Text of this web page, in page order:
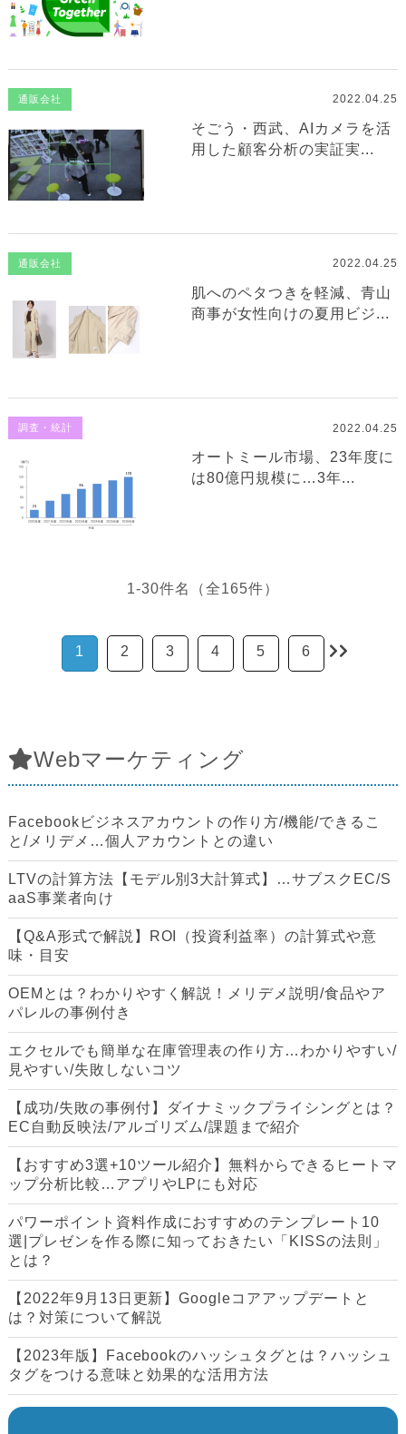
通販会社 2022.04.25
そごう・西武、AIカメラを活
用した顧客分析の実証実...
通販会社 2022.04.25
肌へのペタつきを軽減、青山
商事が女性向けの夏用ビジ...
調査・統計 2022.04.25
オートミール市場、23年度に
は80億円規模に…3年...
1-30件名（全165件）
1 2 3 4 5 6
Webマーケティング
Facebookビジネスアカウントの作り方/機能/できるこ
と/メリデメ…個人アカウントとの違い
LTVの計算方法【モデル別3大計算式】…サブスクEC/S
aaS事業者向け
【Q&A形式で解説】ROI（投資利益率）の計算式や意
味・目安
OEMとは？わかりやすく解説！メリデメ説明/食品やア
パレルの事例付き
エクセルでも簡単な在庫管理表の作り方…わかりやすい/
見やすい/失敗しないコツ
【成功/失敗の事例付】ダイナミックプライシングとは？
EC自動反映法/アルゴリズム/課題まで紹介
【おすすめ3選+10ツール紹介】無料からできるヒートマ
ップ分析比較…アプリやLPにも対応
パワーポイント資料作成におすすめのテンプレート10
選|プレゼンを作る際に知っておきたい「KISSの法則」
とは？
【2022年9月13日更新】Googleコアアップデートと
は？対策について解説
【2023年版】Facebookのハッシュタグとは？ハッシュ
タグをつける意味と効果的な活用方法